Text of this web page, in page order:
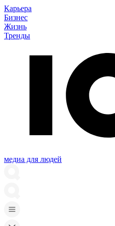
Карьера
Бизнес
Жизнь
Тренды
медиа для людей